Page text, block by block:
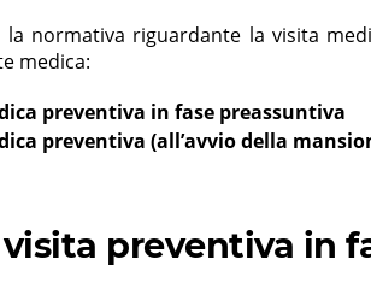
la normativa riguardante la visita
medica:
preventiva in fase preassuntiva
preventiva (all’avvio della
visita preventiva in